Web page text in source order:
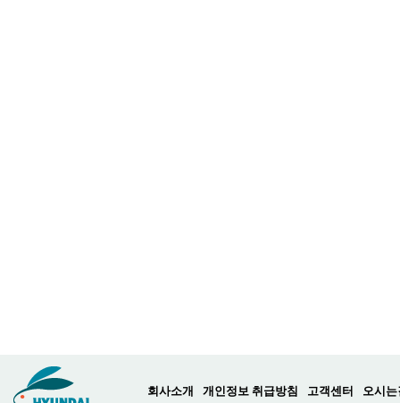
회사소개 개인정보 취급방침 고객센터
오시는